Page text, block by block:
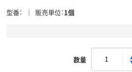
型番 販売単位 1個
数量